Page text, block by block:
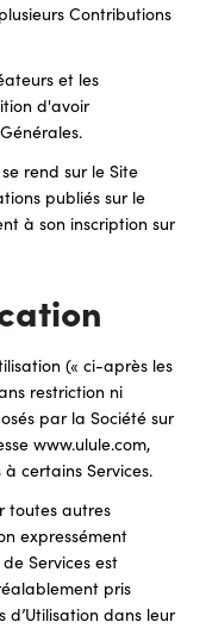
Contributions
et les
d'avoir
rend sur le Site
publiés sur le
à son inscription sur
(« ci-après les
restriction ni
par la Société sur
www.ulule.com,
certains Services.
toutes autres
expressément
Services est
pris
d’Utilisation dans leur